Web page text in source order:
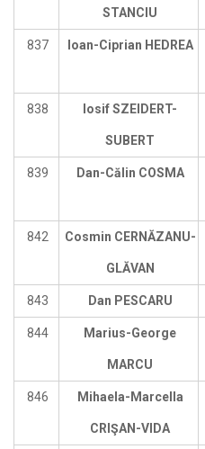
STANCIU
837 Ioan-Ciprian HEDREA
838 Iosif SZEIDERT-
SUBERT
839 Dan-Călin COSMA
842 Cosmin CERNĂZANU-
GLĂVAN
843 Dan PESCARU
844 Marius-George
MARCU
846 Mihaela-Marcella
CRIŞAN-VIDA